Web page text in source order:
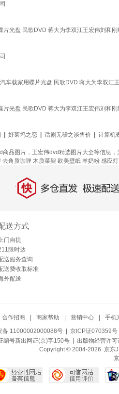
光盘 民歌DVD 蒋大为李双江王宏伟刘和刚
车载家用碟片光盘 民歌DVD 蒋大为李双江
光盘 民歌DVD 蒋大为李双江王宏伟刘和刚
好莱坞之恋 话剧无稽之谈售价 计算机
品图片，王宏伟dvd精选图片大全等信息
去角质咖喱 木质菜架 欧美壁纸 羊奶粉 感应灯
快 多仓直发，极速配送
送方式
门自提
限时达
送服务查询
送费收取标准
外配送
合作招商 商家帮助 营销中心 手机
备 11000002000088号 | 京ICP证070359
编号新出网证(京)字150号 | 出版物经营许可
Copyright © 2004-2026 京东